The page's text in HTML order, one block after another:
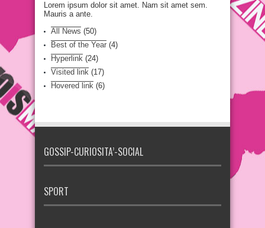
Lorem ipsum dolor sit amet. Nam sit amet sem.
Mauris a ante.
All News (50)
Best of the Year (4)
Hyperlink (24)
Visited link (17)
Hovered link (6)
GOSSIP-CURIOSITA’-SOCIAL
SPORT